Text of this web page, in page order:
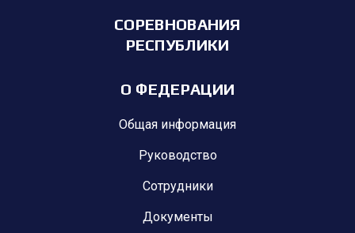
СОРЕВНОВАНИЯ
РЕСПУБЛИКИ
О ФЕДЕРАЦИИ
Общая информация
Руководство
Сотрудники
Документы